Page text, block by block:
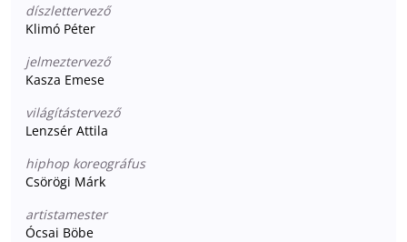
díszlettervező
Klimó Péter
jelmeztervező
Kasza Emese
világítástervező
Lenzsér Attila
hiphop koreográfus
Csörögi Márk
artistamester
Ócsai Böbe